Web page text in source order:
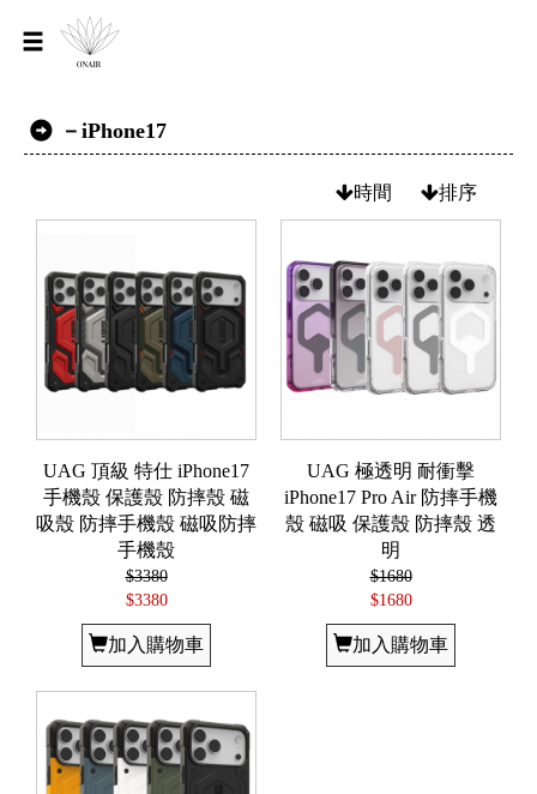
－iPhone17
時間 排序
UAG 頂級 特仕 iPhone17
手機殼 保護殼 防摔殼 磁
吸殼 防摔手機殼 磁吸防摔
手機殼
$3380
$3380
加入購物車
UAG 極透明 耐衝擊
iPhone17 Pro Air 防摔手機
殼 磁吸 保護殼 防摔殼 透
明
$1680
$1680
加入購物車